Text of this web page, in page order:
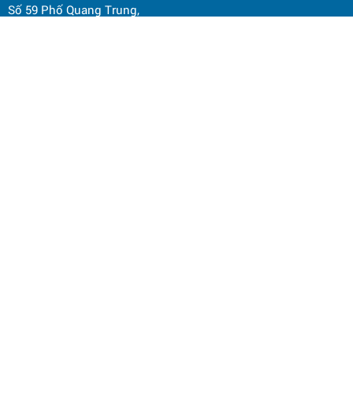
Số 59 Phố Quang Trung,